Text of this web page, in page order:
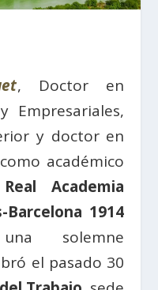
, Doctor en
Empresariales,
y doctor en
académico
Real Academia
1914
solemne
el pasado 30